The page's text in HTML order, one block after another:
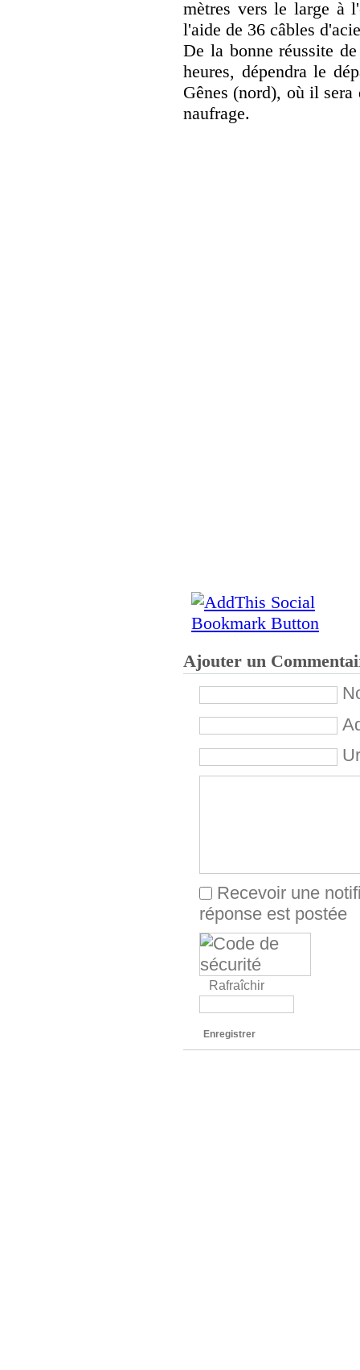
mètres vers le large à
l'aide de 36 câbles
De la bonne réussite
heures, dépendra le
Gênes (nord), où il sera
naufrage.
Ajouter un
Recevoir une
réponse est postée
Rafraîchir
Enregistrer